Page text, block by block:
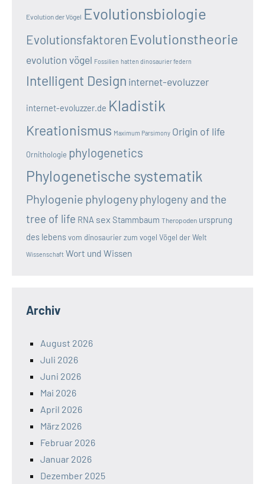
Evolution der Vögel Evolutionsbiologie
Evolutionsfaktoren Evolutionstheorie
evolution vögel Fossilien hatten dinosaurier federn
Intelligent Design internet-evoluzzer
internet-evoluzzer.de Kladistik
Kreationismus Maximum Parsimony Origin of life
Ornithologie phylogenetics
Phylogenetische systematik
Phylogenie phylogenyphylogeny and the
tree of life RNA sex Stammbaum Theropoden ursprung
des lebensvom dinosaurier zum vogel Vögel der Welt
Wissenschaft Wort und Wissen
Archiv
August 2026
Juli 2026
Juni 2026
Mai 2026
April 2026
März 2026
Februar 2026
Januar 2026
Dezember 2025